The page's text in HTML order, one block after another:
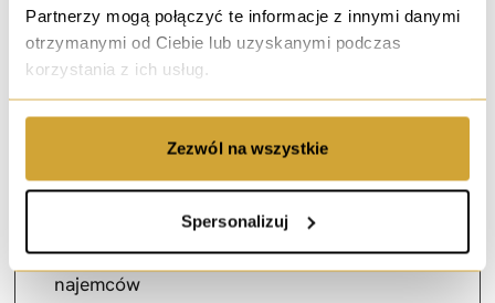
Partnerzy mogą połączyć te informacje z innymi danymi
otrzymanymi od Ciebie lub uzyskanymi podczas
korzystania z ich usług.
Zezwól na wszystkie
Spersonalizuj
Tworzymy profesjonalne zdjęcia, wirtualne spacery i
promujemy ofertę na wszystkich popularnych
portalach.
Weryfikacja i selekcja odpowiednich
najemców